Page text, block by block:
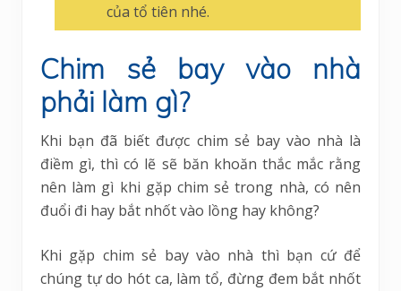
của tổ tiên nhé.
Chim sẻ bay vào nhà
phải làm gì?
Khi bạn đã biết được chim sẻ bay vào nhà là
điềm gì, thì có lẽ sẽ băn khoăn thắc mắc rằng
nên làm gì khi gặp chim sẻ trong nhà, có nên
đuổi đi hay bắt nhốt vào lồng hay không?
Khi gặp chim sẻ bay vào nhà thì bạn cứ để
chúng tự do hót ca, làm tổ, đừng đem bắt nhốt